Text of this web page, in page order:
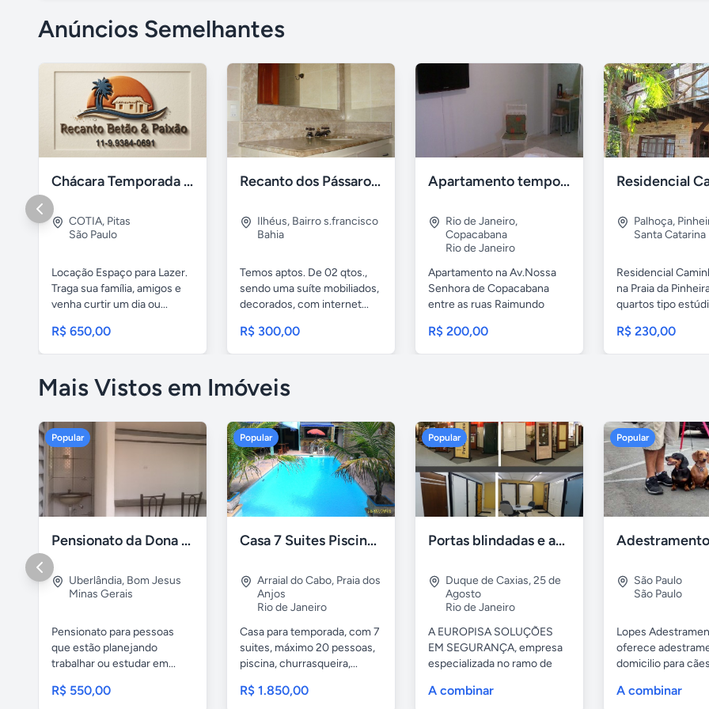
Anúncios Semelhantes
Chácara Temporada Cotia/Itapevi
COTIA, Pitas
São Paulo
Locação Espaço para Lazer.
Traga sua família, amigos e
venha curtir um dia ou...
R$ 650,00
Recanto dos Pássaros Ilhéus
Ilhéus, Bairro s.francisco
Bahia
Temos aptos. De 02 qtos.,
sendo uma suíte mobiliados,
decorados, com internet...
R$ 300,00
Apartamento temporada Copacabana-RJ
Rio de Janeiro,
Copacabana
Rio de Janeiro
Apartamento na Av.Nossa
Senhora de Copacabana
entre as ruas Raimundo
R$ 200,00
Palhoça,
Santa Catarina
Residencial
na Praia da
quartos tipo
R$ 230,00
Mais Vistos em Imóveis
Popular
Pensionato da Dona Maria - Uberlândia/MG
Uberlândia, Bom Jesus
Minas Gerais
Pensionato para pessoas
que estão planejando
trabalhar ou estudar em...
R$ 550,00
Popular
Casa 7 Suites Piscina - Praia dos Anjos
Arraial do Cabo, Praia dos
Anjos
Rio de Janeiro
Casa para temporada, com 7
suites, máximo 20 pessoas,
piscina, churrasqueira,...
R$ 1.850,00
Popular
Portas blindadas e anti-arrombamento Europisa
Duque de Caxias,25 de
Agosto
Rio de Janeiro
A EUROPISA SOLUÇÕES
EM SEGURANÇA, empresa
especializada no ramo de
A combinar
Popular
São Paulo
São Paulo
Lopes
oferece
domicilio para
A combinar